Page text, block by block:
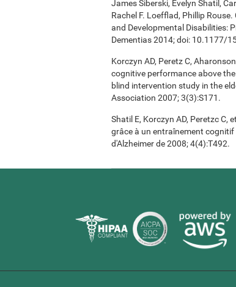
James Siberski, Evelyn Shatil,
Rachel F. Loefflad, Phillip
and Developmental Disabilities:
Dementias 2014; doi: 10.1177/
Korczyn AD, Peretz C,
cognitive performance above
blind intervention study in the
Association 2007; 3(3):S171.
Shatil E, Korczyn AD, Peretzc C,
grâce à un entraînement cognitif
d'Alzheimer de 2008; 4(4):T492.